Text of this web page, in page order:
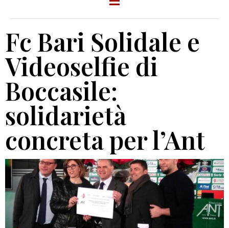
Fc Bari Solidale e
Videoselfie di
Boccasile:
solidarietà
concreta per l’Ant